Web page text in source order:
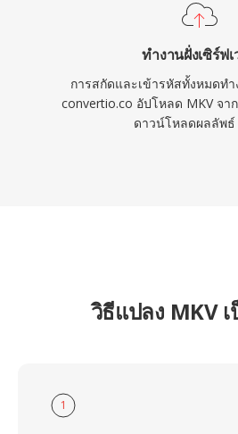
ทำงานฝั่งเซิร์ฟเ
การสกัดและเข้ารหัสทั้งหมดท
convertio.co อัปโหลด MKV จ
ดาวน์โหลดผลลัพธ์
วิธีแปลง MKV เ
1